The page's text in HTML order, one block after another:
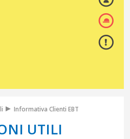
Informativa Clienti EBT
UTILI